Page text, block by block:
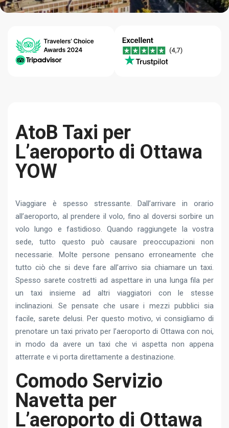
AtoB Taxi per
L’aeroporto di Ottawa
YOW
Viaggiare è spesso stressante. Dall’arrivare in orario
all’aeroporto, al prendere il volo, fino al doversi sorbire un
volo lungo e fastidioso. Quando raggiungete la vostra
sede, tutto questo può causare preoccupazioni non
necessarie. Molte persone pensano erroneamente che
tutto ciò che si deve fare all’arrivo sia chiamare un taxi.
Spesso sarete costretti ad aspettare in una lunga fila per
un taxi insieme ad altri viaggiatori con le stesse
inclinazioni. Se pensate che usare i mezzi pubblici sia
facile, sarete delusi. Per questo motivo, vi consigliamo di
prenotare un taxi privato per l’aeroporto di Ottawa con noi,
in modo da avere un taxi che vi aspetta non appena
atterrate e vi porta direttamente a destinazione.
Comodo Servizio
Navetta per
L’aeroporto di Ottawa